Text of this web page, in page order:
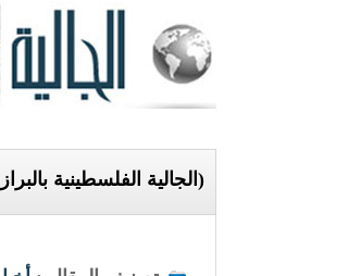
(الجالية الفلسطينية